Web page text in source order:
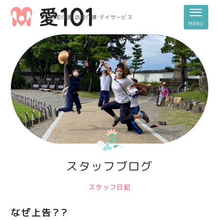
居宅介護・訪問介護・デイサービス
スタッフブログ
スタッフ日記
なぜ上告？？